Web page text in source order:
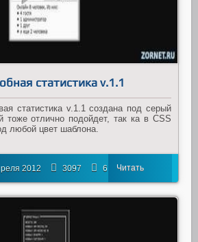
статистика v.1.1
статистика v.1.1 создана под серый
тоже отлично подойдет, так ка в CSS
любой цвет шаблона.
2012 3097 6 Читать
далее